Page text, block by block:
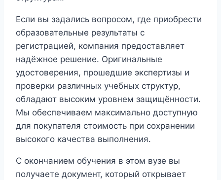
Если вы задались вопросом, где приобрести
образовательные результаты с
регистрацией, компания предоставляет
надёжное решение. Оригинальные
удостоверения, прошедшие экспертизы и
проверки различных учебных структур,
обладают высоким уровнем защищённости.
Мы обеспечиваем максимально доступную
для покупателя стоимость при сохранении
высокого качества выполнения.
С окончанием обучения в этом вузе вы
получаете документ, который открывает